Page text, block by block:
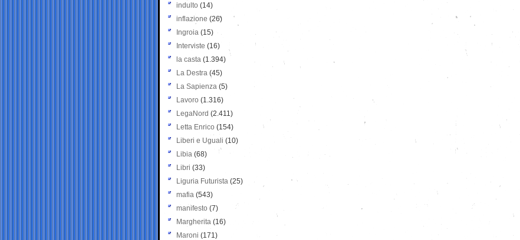
indulto (14)
inflazione (26)
Ingroia (15)
Interviste (16)
la casta (1.394)
La Destra (45)
La Sapienza (5)
Lavoro (1.316)
LegaNord (2.411)
Letta Enrico (154)
Liberi e Uguali (10)
Libia (68)
Libri (33)
Liguria Futurista (25)
mafia (543)
manifesto (7)
Margherita (16)
Maroni (171)